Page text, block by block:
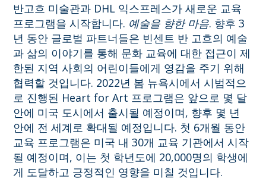
반고흐 미술관과 DHL 익스프레스가 새로운 교육
프로그램을 시작합니다. 예술을 향한 마음. 향후 3
년 동안 글로벌 파트너들은 빈센트 반 고흐의 예술
과 삶의 이야기를 통해 문화 교육에 대한 접근이 제
한된 지역 사회의 어린이들에게 영감을 주기 위해
협력할 것입니다. 2022년 봄 뉴욕시에서 시범적으
로 진행된 Heart for Art 프로그램은 앞으로 몇 달
안에 미국 도시에서 출시될 예정이며, 향후 몇 년
안에 전 세계로 확대될 예정입니다. 첫 6개월 동안
교육 프로그램은 미국 내 30개 교육 기관에서 시작
될 예정이며, 이는 첫 학년도에 20,000명의 학생에
게 도달하고 긍정적인 영향을 미칠 것입니다.